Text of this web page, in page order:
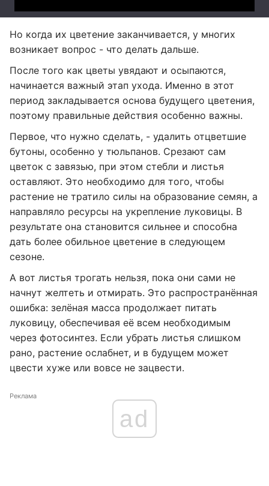
Но когда их цветение заканчивается, у многих
возникает вопрос - что делать дальше.
После того как цветы увядают и осыпаются,
начинается важный этап ухода. Именно в этот
период закладывается основа будущего цветения,
поэтому правильные действия особенно важны.
Первое, что нужно сделать, - удалить отцветшие
бутоны, особенно у тюльпанов. Срезают сам
цветок с завязью, при этом стебли и листья
оставляют. Это необходимо для того, чтобы
растение не тратило силы на образование семян, а
направляло ресурсы на укрепление луковицы. В
результате она становится сильнее и способна
дать более обильное цветение в следующем
сезоне.
А вот листья трогать нельзя, пока они сами не
начнут желтеть и отмирать. Это распространённая
ошибка: зелёная масса продолжает питать
луковицу, обеспечивая её всем необходимым
через фотосинтез. Если убрать листья слишком
рано, растение ослабнет, и в будущем может
цвести хуже или вовсе не зацвести.
Реклама
ad